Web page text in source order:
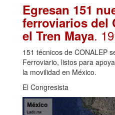
Egresan 151
ferroviarios del
el Tren Maya.
151 técnicos de CONALEP
Ferroviario, listos para
la movilidad en México.
El Congresista